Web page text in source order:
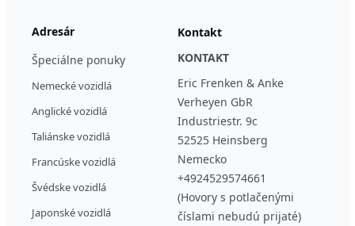
Adresár
Špeciálne ponuky
Nemecké vozidlá
Anglické vozidlá
Taliánske vozidlá
Francúske vozidlá
Švédske vozidlá
Japonské vozidlá
Kontakt
KONTAKT
Eric Frenken & Anke
Verheyen GbR
Industriestr. 9c
52525 Heinsberg
Nemecko
+4924529574661
(Hovory s potlačenými
číslami nebudú prijaté)